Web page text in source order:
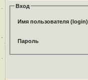
Вход
Имя пользователя (login)
Пароль